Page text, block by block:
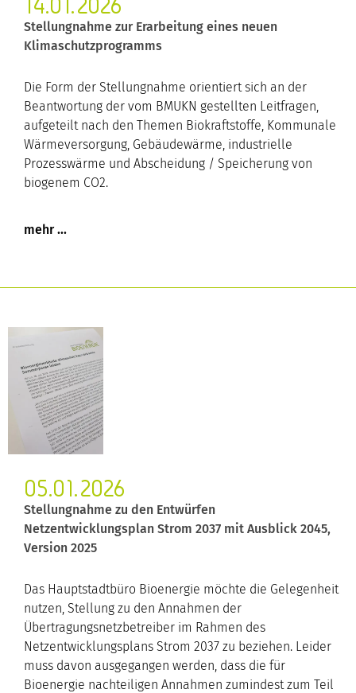
14.01.2026
Stellungnahme zur Erarbeitung eines neuen
Klimaschutzprogramms
Die Form der Stellungnahme orientiert sich an der
Beantwortung der vom BMUKN gestellten Leitfragen,
aufgeteilt nach den Themen Biokraftstoffe, Kommunale
Wärmeversorgung, Gebäudewärme, industrielle
Prozesswärme und Abscheidung / Speicherung von
biogenem CO2.
05.01.2026
Stellungnahme zu den Entwürfen
Netzentwicklungsplan Strom 2037 mit Ausblick 2045,
Version 2025
Das Hauptstadtbüro Bioenergie möchte die Gelegenheit
nutzen, Stellung zu den Annahmen der
Übertragungsnetzbetreiber im Rahmen des
Netzentwicklungsplans Strom 2037 zu beziehen. Leider
muss davon ausgegangen werden, dass die für
Bioenergie nachteiligen Annahmen zumindest zum Teil